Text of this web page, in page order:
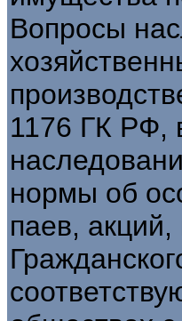
Вопросы
1176 ГК РФ,
нормы об
паев,